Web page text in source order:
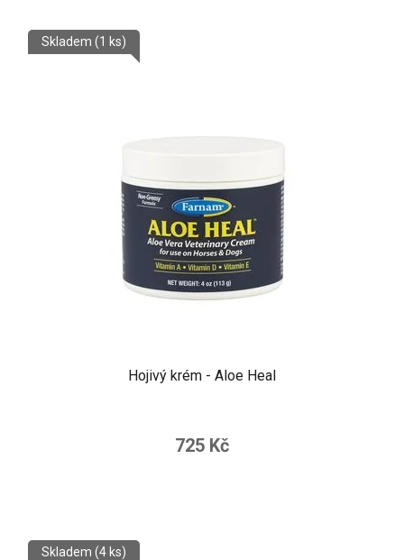
Hojivý krém - Aloe Heal
Skladem (1 ks)
725 Kč
Skladem (4 ks)